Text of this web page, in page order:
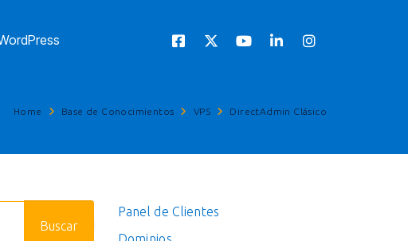
Home Base de Conocimientos VPS DirectAdmin Clásico
Panel de Clientes